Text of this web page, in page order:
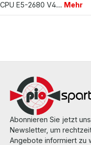
CPU E5-2680 V4… Mehr
Abonnieren Sie jetzt
Newsletter, um
Angebote informiert zu